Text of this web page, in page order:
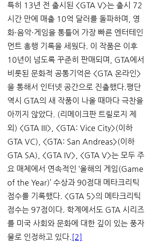
특히 13년 전 출시된 <GTA V>는 출시 72
시간 만에 매출 10억 달러를 돌파하며, 영
화·음악·게임을 통틀어 가장 빠른 엔터테인
먼트 흥행 기록을 세웠다. 이 작품은 이후
10년이 넘도록 꾸준히 판매되며, GTA에서
비롯된 문화적 공통기억은 <GTA 온라인>
을 통해서 인터넷 공간으로 진출했다.평단
역시 GTA의 새 작품이 나올 때마다 극찬을
아끼지 않았다. (리메이크판 트릴로지 제
외) <GTA III>, <GTA: Vice City>(이하
GTA VC), <GTA: San Andreas>(이하
GTA SA), <GTA IV>, <GTA V>는 모두 주
요 매체에서 연속적인 ‘올해의 게임(Game
of the Year)’ 수상과 90점대 메타크리틱
점수를 기록했다. <GTA 5>의 메타크리틱
점수는 97점이다. 학계에서도 GTA 시리즈
를 미국 사회와 문화에 대한 깊이 있는 풍자
물로 인정하고 있다.[2]